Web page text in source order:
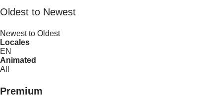
Oldest to Newest
Newest to Oldest
Locales
EN
Animated
All
Premium